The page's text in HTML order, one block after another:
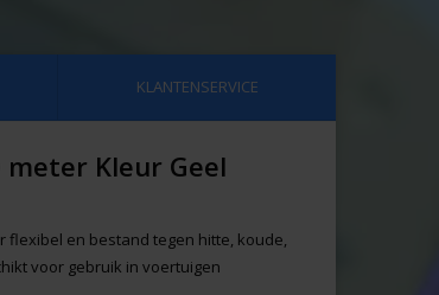
KLANTENSERVICE
meter Kleur Geel
flexibel en bestand tegen hitte, koude,
voor gebruik in voertuigen